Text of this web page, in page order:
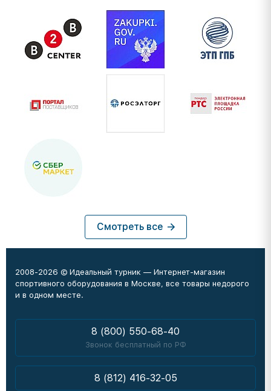
Смотреть все
2008-2026 © Идеальный турник — Интернет-магазин
спортивного оборудования в Москве, все товары недорого
и в одном месте.
8 (800) 550-68-40
Звонок бесплатный по РФ
8 (812) 416-32-05